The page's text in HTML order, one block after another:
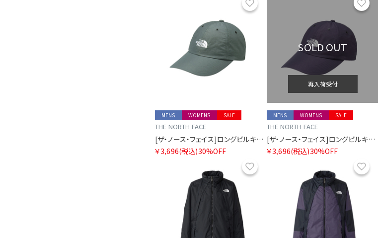
SALE
MENS WOMENS
THE NORTH FACE
[ザ・ノース・フェイス]ロングビルキャップ
￥3,696(税込)30%OFF
SOLD OUT
再入荷受付
SALE
MENS WOMENS
THE NORTH FACE
[ザ・ノース・フェイス]ロングビルキャップ
￥3,696(税込)30%OFF